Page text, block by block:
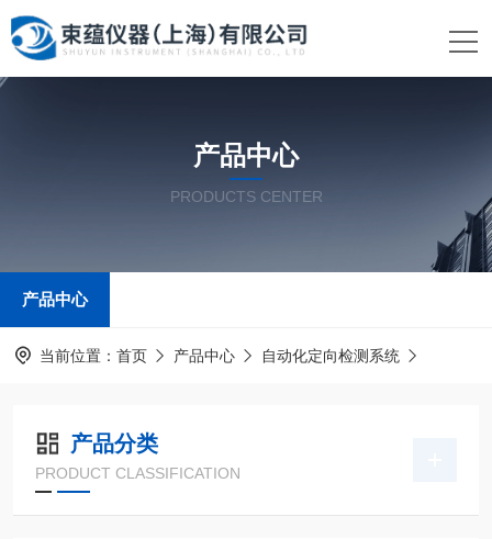
产品中心
PRODUCTS CENTER
产品中心
当前位置： 首页 产品中心 自动化定向检测系统
产品分类
PRODUCT CLASSIFICATION